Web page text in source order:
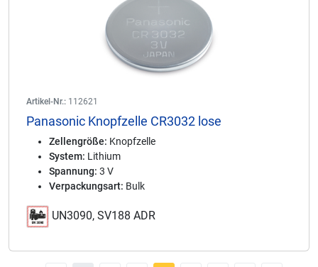
Artikel-Nr.: 112621
Panasonic Knopfzelle CR3032 lose
Zellengröße: Knopfzelle
System: Lithium
Spannung: 3 V
Verpackungsart: Bulk
UN3090, SV188 ADR